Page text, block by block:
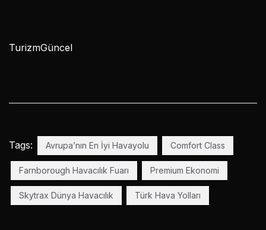
TurizmGüncel
Tags: Avrupa’nın En İyi Havayolu Comfort Class
Farnborough Havacılık Fuarı Premium Ekonomi
Skytrax Dünya Havacılık Türk Hava Yolları